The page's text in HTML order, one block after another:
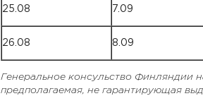
25.08 7.09
26.08 8.09
Генеральное консульство Финляндии
предполагаемая, не гарантирующая